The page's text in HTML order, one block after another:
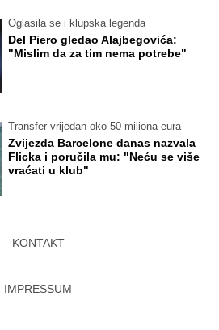
Oglasila se i klupska legenda
Del Piero gledao Alajbegovića:
"Mislim da za tim nema potrebe"
Transfer vrijedan oko 50 miliona eura
Zvijezda Barcelone danas nazvala
Flicka i poručila mu: "Neću se više
vraćati u klub"
KONTAKT
IMPRESSUM